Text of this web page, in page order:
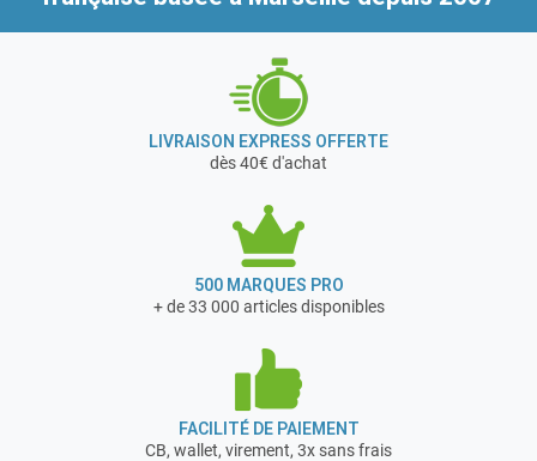
LIVRAISON EXPRESS OFFERTE
dès 40€ d'achat
500 MARQUES PRO
+ de 33 000 articles disponibles
FACILITÉ DE PAIEMENT
CB, wallet, virement, 3x sans frais